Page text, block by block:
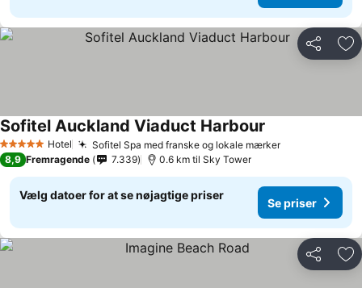
Del
5 Stjerner Hotel Sofitel Spa med franske og lokale mærker
Sofitel Auckland Viaduct Harbour
8,9 Fremragende 7.339 0.6 km til Sky Tower
Vælg datoer for at se nøjagtige priser
Se priser
Del